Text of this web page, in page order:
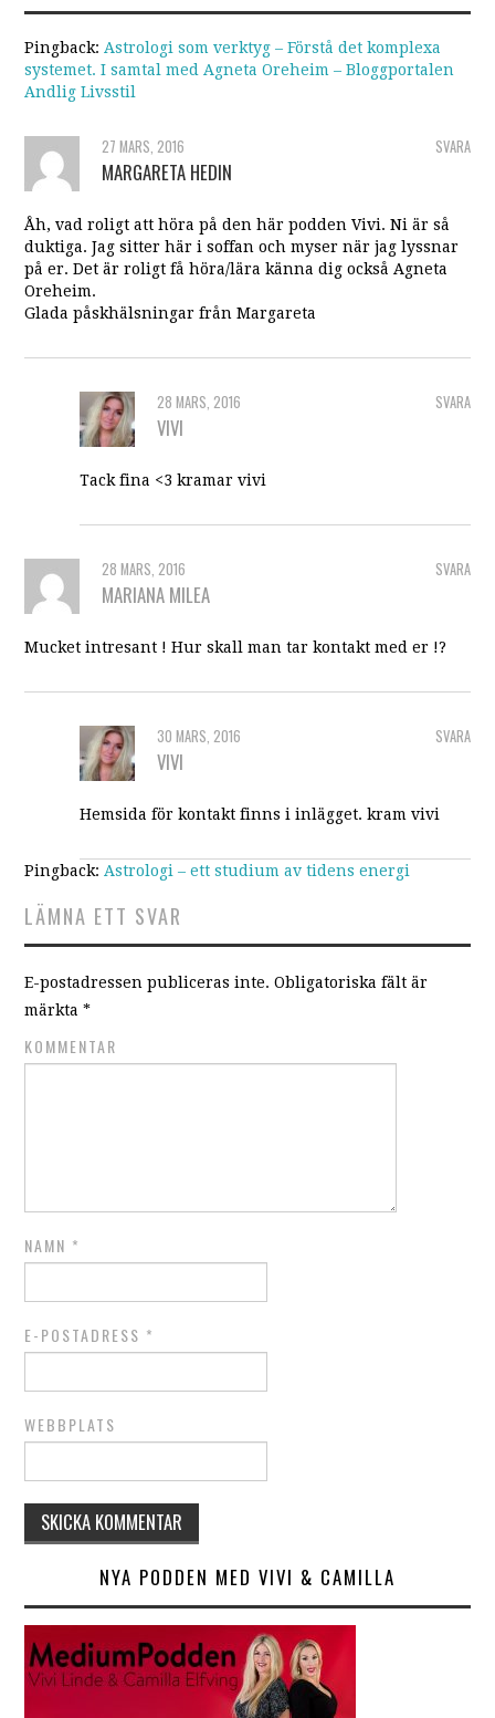
Pingback: Astrologi som verktyg – Förstå det komplexa
systemet. I samtal med Agneta Oreheim – Bloggportalen
Andlig Livsstil
SVARA
27 MARS, 2016
MARGARETA HEDIN
Åh, vad roligt att höra på den här podden Vivi. Ni är så
duktiga. Jag sitter här i soffan och myser när jag lyssnar
på er. Det är roligt få höra/lära känna dig också Agneta
Oreheim.
Glada påskhälsningar från Margareta
SVARA
28 MARS, 2016
VIVI
Tack fina <3 kramar vivi
SVARA
28 MARS, 2016
MARIANA MILEA
Mucket intresant ! Hur skall man tar kontakt med er !?
SVARA
30 MARS, 2016
VIVI
Hemsida för kontakt finns i inlägget. kram vivi
Pingback: Astrologi – ett studium av tidens energi
LÄMNA ETT SVAR
E-postadressen publiceras inte. Obligatoriska fält är
märkta*
KOMMENTAR
NAMN *
E-POSTADRESS *
WEBBPLATS
NYA PODDEN MED VIVI & CAMILLA